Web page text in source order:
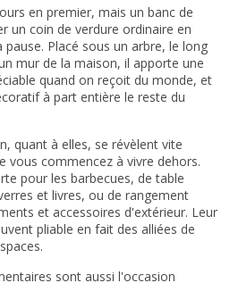
en premier, mais un banc de
un coin de verdure ordinaire en
Placé sous un arbre, le long
mur de la maison, il apporte une
quand on reçoit du monde, et
à part entière le reste du
quant à elles, se révèlent vite
vous commencez à vivre dehors.
pour les barbecues, de table
et livres, ou de rangement
et accessoires d'extérieur. Leur
pliable en fait des alliées de
sont aussi l'occasion